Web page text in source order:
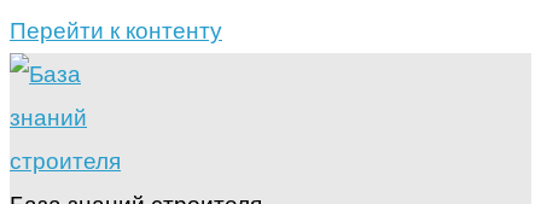
Перейти к контенту